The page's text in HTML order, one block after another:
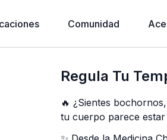
Comunidad
Regula Tu
🔥 ¿Sientes
tu cuerpo parece